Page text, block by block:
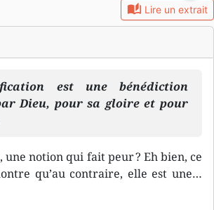
auto_stories Lire un extrait
est une bénédiction
Dieu, pour sa gloire et pour
une notion qui fait peur ? Eh bien, ce
qu’au contraire, elle est une…